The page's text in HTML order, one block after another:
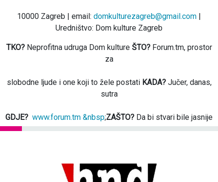
10000 Zagreb | email: domkulturezagreb@gmail.com |
Uredništvo: Dom kulture Zagreb
TKO?Neprofitna udruga Dom kulture ŠTO?Forum.tm, prostor
za
slobodne ljude i one koji to žele postati KADA?Jučer, danas,
sutra
GDJE? www.forum.tm &nbsp;ZAŠTO? Da bi stvari bile jasnije